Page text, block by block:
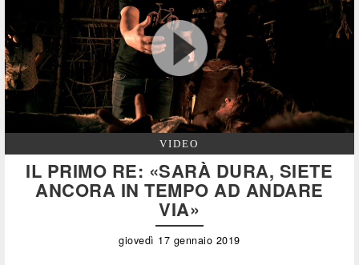
VIDEO
IL PRIMO RE: «SARÀ DURA, SIETE
ANCORA IN TEMPO AD ANDARE
VIA»
giovedì 17 gennaio 2019